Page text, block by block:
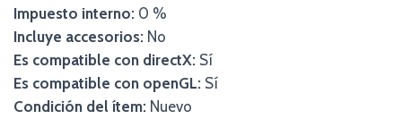
Impuesto interno: 0 %
Incluye accesorios: No
Es compatible con directX: Sí
Es compatible con openGL: Sí
Condición del ítem: Nuevo